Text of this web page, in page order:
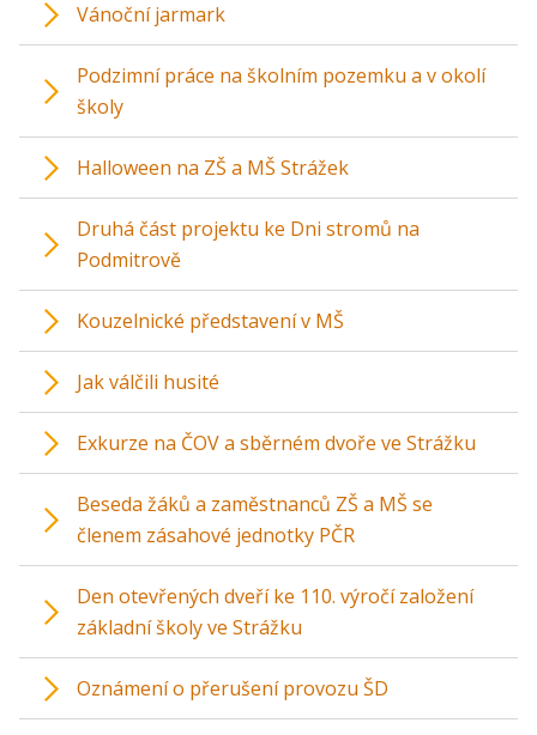
Vánoční jarmark
Podzimní práce na školním pozemku a v okolí
školy
Halloween na ZŠ a MŠ Strážek
Druhá část projektu ke Dni stromů na
Podmitrově
Kouzelnické představení v MŠ
Jak válčili husité
Exkurze na ČOV a sběrném dvoře ve Strážku
Beseda žáků a zaměstnanců ZŠ a MŠ se
členem zásahové jednotky PČR
Den otevřených dveří ke 110. výročí založení
základní školy ve Strážku
Oznámení o přerušení provozu ŠD